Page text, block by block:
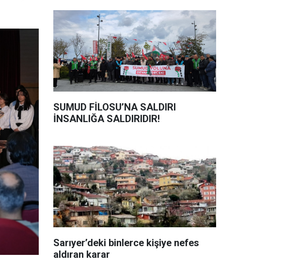
SUMUD FİLOSU’NA SALDIRI
İNSANLIĞA SALDIRIDIR!
Sarıyer’deki binlerce kişiye nefes
aldıran karar